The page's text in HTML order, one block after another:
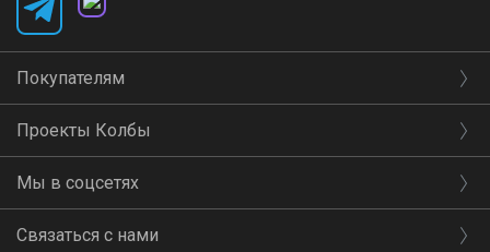
Покупателям
Проекты Колбы
Мы в соцсетях
Связаться с нами